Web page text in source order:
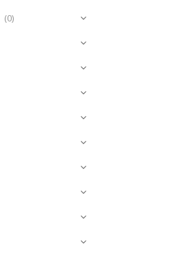
(0)